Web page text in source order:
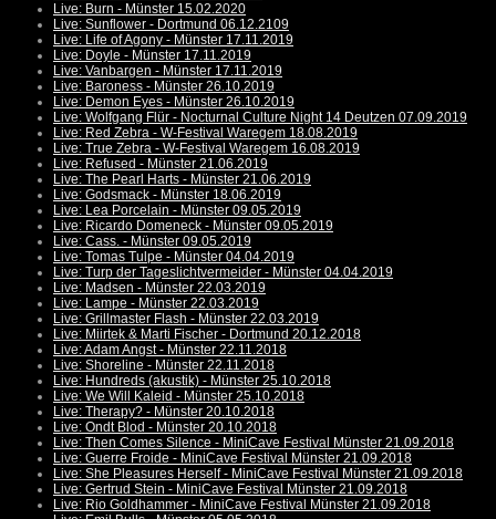
Live: Burn - Münster 15.02.2020
Live: Sunflower - Dortmund 06.12.2109
Live: Life of Agony - Münster 17.11.2019
Live: Doyle - Münster 17.11.2019
Live: Vanbargen - Münster 17.11.2019
Live: Baroness - Münster 26.10.2019
Live: Demon Eyes - Münster 26.10.2019
Live: Wolfgang Flür - Nocturnal Culture Night 14 Deutzen 07.09.2019
Live: Red Zebra - W-Festival Waregem 18.08.2019
Live: True Zebra - W-Festival Waregem 16.08.2019
Live: Refused - Münster 21.06.2019
Live: The Pearl Harts - Münster 21.06.2019
Live: Godsmack - Münster 18.06.2019
Live: Lea Porcelain - Münster 09.05.2019
Live: Ricardo Domeneck - Münster 09.05.2019
Live: Cass. - Münster 09.05.2019
Live: Tomas Tulpe - Münster 04.04.2019
Live: Turp der Tageslichtvermeider - Münster 04.04.2019
Live: Madsen - Münster 22.03.2019
Live: Lampe - Münster 22.03.2019
Live: Grillmaster Flash - Münster 22.03.2019
Live: Miirtek & Marti Fischer - Dortmund 20.12.2018
Live: Adam Angst - Münster 22.11.2018
Live: Shoreline - Münster 22.11.2018
Live: Hundreds (akustik) - Münster 25.10.2018
Live: We Will Kaleid - Münster 25.10.2018
Live: Therapy? - Münster 20.10.2018
Live: Ondt Blod - Münster 20.10.2018
Live: Then Comes Silence - MiniCave Festival Münster 21.09.2018
Live: Guerre Froide - MiniCave Festival Münster 21.09.2018
Live: She Pleasures Herself - MiniCave Festival Münster 21.09.2018
Live: Gertrud Stein - MiniCave Festival Münster 21.09.2018
Live: Rio Goldhammer - MiniCave Festival Münster 21.09.2018